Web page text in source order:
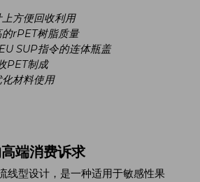
方便回收利用
rPET树脂质量
SUP指令的连体瓶盖
PET制成
材料使用
端消费诉求
线型设计，是一种适用于敏感性果